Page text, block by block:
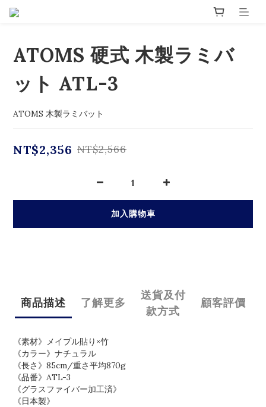
ATOMS 硬式 木製ラミバ
ット ATL-3
ATOMS 木製ラミバット
NT$2,356 NT$2,566
加入購物車
商品描述 了解更多
送貨及付
款方式
顧客評價
《素材》メイプル貼り×竹
《カラー》ナチュラル
《長さ》85cm/重さ平均870g
《品番》ATL-3
《グラスファイバー加工済》
《日本製》